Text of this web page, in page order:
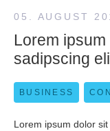
05. AUGUST
Lorem
sadipscing
BUSINESS
Lorem ipsum dolor